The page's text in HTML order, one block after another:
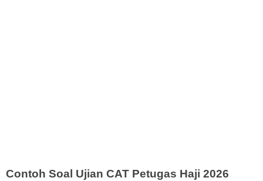
Contoh Soal Ujian CAT Petugas Haji 2026